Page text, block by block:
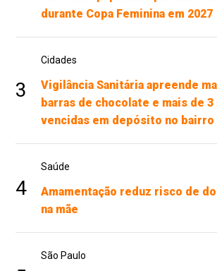
durante Copa Feminina em 2027
3
Cidades
Vigilância Sanitária apreende
barras de chocolate e mais de
vencidas em depósito no bairro
4
Saúde
Amamentação reduz risco de
na mãe
São Paulo